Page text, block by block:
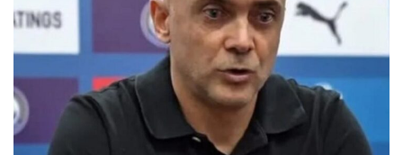
A
p
p
o
o
k
kl
a
ss
ni
ki
a
m
а
в
и
т